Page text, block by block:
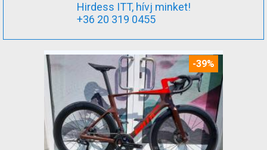
Hirdess ITT, hívj minket!
+36 20 319 0455
-39%